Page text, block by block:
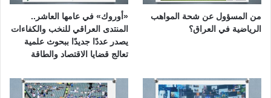
من المسؤول عن شحة المواهب
الرياضية في العراق؟
«أوروك» في عامها العاشر..
المنتدى العراقي للنخب والكفاءات
يصدر عددًا جديدًا ببحوث علمية
تعالج قضايا الاقتصاد والطاقة